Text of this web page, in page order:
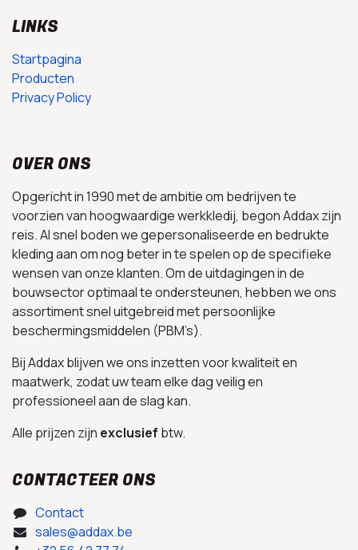
LINKS
Startpagina
Producten
Privacy Policy
OVER ONS
Opgericht in 1990 met de ambitie om bedrijven te
voorzien van hoogwaardige werkkledij, begon Addax zijn
reis. Al snel boden we gepersonaliseerde en bedrukte
kleding aan om nog beter in te spelen op de specifieke
wensen van onze klanten. Om de uitdagingen in de
bouwsector optimaal te ondersteunen, hebben we ons
assortiment snel uitgebreid met persoonlijke
beschermingsmiddelen (PBM’s).
Bij Addax blijven we ons inzetten voor kwaliteit en
maatwerk, zodat uw team elke dag veilig en
professioneel aan de slag kan.
Alle prijzen zijn exclusief btw.
CONTACTEER ONS
Contact
sales@addax.be